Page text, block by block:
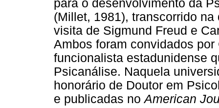
para o desenvolvimento da
(Millet, 1981), transcorrido
visita de Sigmund Freud e
Ambos foram convidados
funcionalista estadunidense
Psicanálise. Naquela
honorário de Doutor em
e publicadas noAmerican